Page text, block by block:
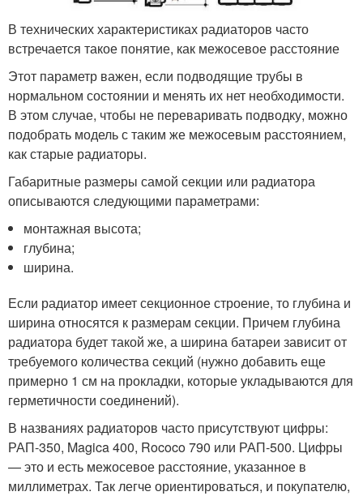
В технических характеристиках радиаторов часто
встречается такое понятие, как межосевое расстояние
Этот параметр важен, если подводящие трубы в
нормальном состоянии и менять их нет необходимости.
В этом случае, чтобы не переваривать подводку, можно
подобрать модель с таким же межосевым расстоянием,
как старые радиаторы.
Габаритные размеры самой секции или радиатора
описываются следующими параметрами:
монтажная высота;
глубина;
ширина.
Если радиатор имеет секционное строение, то глубина и
ширина относятся к размерам секции. Причем глубина
радиатора будет такой же, а ширина батареи зависит от
требуемого количества секций (нужно добавить еще
примерно 1 см на прокладки, которые укладываются для
герметичности соединений).
В названиях радиаторов часто присутствуют цифры:
РАП-350, Magica 400, Rococo 790 или РАП-500. Цифры
— это и есть межосевое расстояние, указанное в
миллиметрах. Так легче ориентироваться, и покупателю,